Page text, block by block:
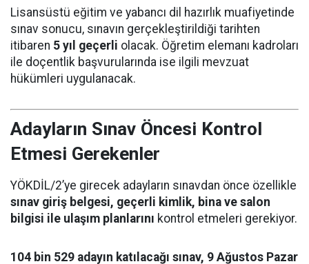
Lisansüstü eğitim ve yabancı dil hazırlık muafiyetinde
sınav sonucu, sınavın gerçekleştirildiği tarihten
itibaren 5 yıl geçerli olacak. Öğretim elemanı kadroları
ile doçentlik başvurularında ise ilgili mevzuat
hükümleri uygulanacak.
Adayların Sınav Öncesi Kontrol
Etmesi Gerekenler
YÖKDİL/2’ye girecek adayların sınavdan önce özellikle
sınav giriş belgesi, geçerli kimlik, bina ve salon
bilgisi ile ulaşım planlarını kontrol etmeleri gerekiyor.
104 bin 529 adayın katılacağı sınav, 9 Ağustos Pazar